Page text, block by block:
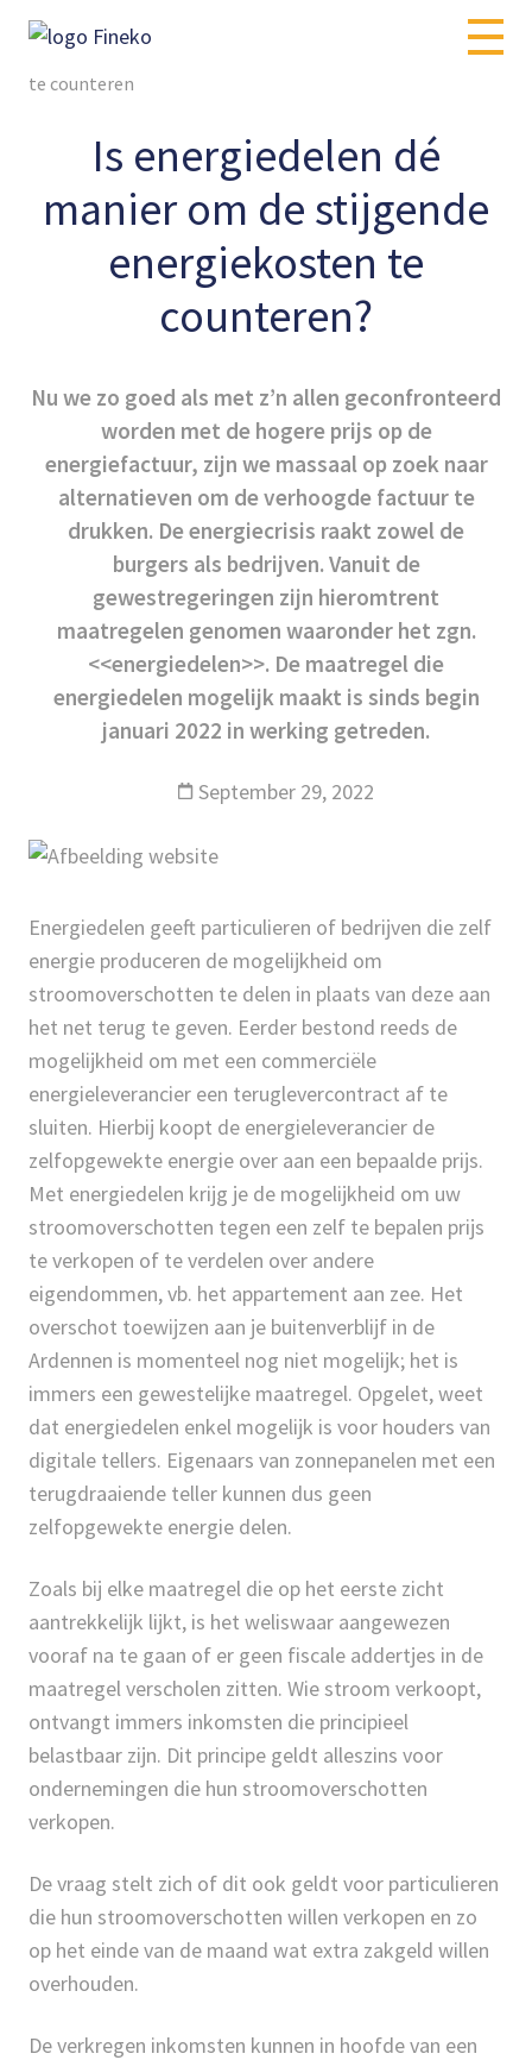
skip
content
Home
Is energiedelen dé manier om de stijgende energiekosten
te counteren
Is energiedelen dé
manier om de stijgende
energiekosten te
counteren?
Nu we zo goed als met z’n allen geconfronteerd
worden met de hogere prijs op de
energiefactuur, zijn we massaal op zoek naar
alternatieven om de verhoogde factuur te
drukken. De energiecrisis raakt zowel de
burgers als bedrijven. Vanuit de
gewestregeringen zijn hieromtrent
maatregelen genomen waaronder het zgn.
<<energiedelen>>. De maatregel die
energiedelen mogelijk maakt is sinds begin
januari 2022 in werking getreden.
September 29, 2022
Energiedelen geeft particulieren of bedrijven die zelf
energie produceren de mogelijkheid om
stroomoverschotten te delen in plaats van deze aan
het net terug te geven. Eerder bestond reeds de
mogelijkheid om met een commerciële
energieleverancier een teruglevercontract af te
sluiten. Hierbij koopt de energieleverancier de
zelfopgewekte energie over aan een bepaalde prijs.
Met energiedelen krijg je de mogelijkheid om uw
stroomoverschotten tegen een zelf te bepalen prijs
te verkopen of te verdelen over andere
eigendommen, vb. het appartement aan zee. Het
overschot toewijzen aan je buitenverblijf in de
Ardennen is momenteel nog niet mogelijk; het is
immers een gewestelijke maatregel. Opgelet, weet
dat energiedelen enkel mogelijk is voor houders van
digitale tellers. Eigenaars van zonnepanelen met een
terugdraaiende teller kunnen dus geen
zelfopgewekte energie delen.
Zoals bij elke maatregel die op het eerste zicht
aantrekkelijk lijkt, is het weliswaar aangewezen
vooraf na te gaan of er geen fiscale addertjes in de
maatregel verscholen zitten. Wie stroom verkoopt,
ontvangt immers inkomsten die principieel
belastbaar zijn. Dit principe geldt alleszins voor
ondernemingen die hun stroomoverschotten
verkopen.
De vraag stelt zich of dit ook geldt voor particulieren
die hun stroomoverschotten willen verkopen en zo
op het einde van de maand wat extra zakgeld willen
overhouden.
De verkregen inkomsten kunnen in hoofde van een